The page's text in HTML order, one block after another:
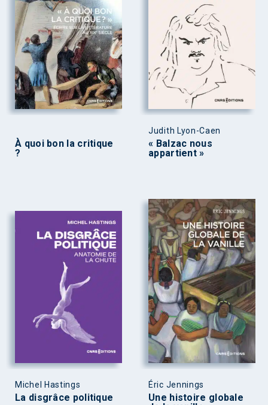
À quoi bon la critique
?
Judith Lyon-Caen
« Balzac nous
appartient »
Michel Hastings
La disgrâce politique
Éric Jennings
Une histoire globale